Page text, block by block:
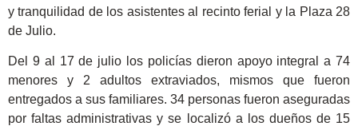
y tranquilidad de los asistentes al recinto ferial y la Plaza 28
de Julio.
Del 9 al 17 de julio los policías dieron apoyo integral a 74
menores y 2 adultos extraviados, mismos que fueron
entregados a sus familiares. 34 personas fueron aseguradas
por faltas administrativas y se localizó a los dueños de 15